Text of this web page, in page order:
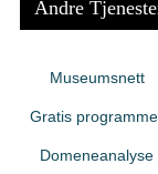
Andre
Museumsnett
Gratis
Domeneanalyse